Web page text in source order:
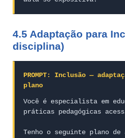
4.5 Adaptação para
disciplina)
PROMPT: Inclusão —
plano
Você é especialista em
práticas pedagógicas
Tenho o seguinte plano